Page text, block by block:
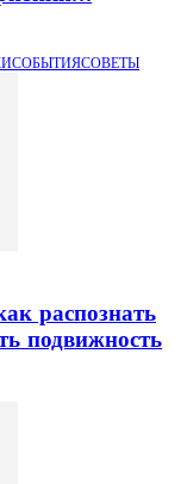
СОБЫТИЯСОВЕТЫ
распознать
подвижность